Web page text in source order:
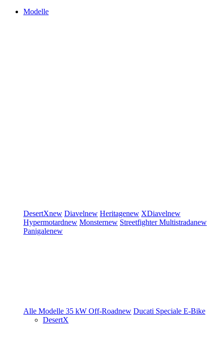
Modelle
DesertXnew Diavelnew Heritagenew XDiavelnew
Hypermotardnew Monsternew StreetfighterMultistradanew
Panigalenew
Alle Modelle 35 kW Off-Roadnew Ducati Speciale E-Bike
DesertX